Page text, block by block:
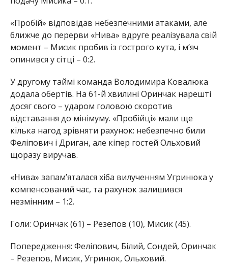
«Пробій» відповідав небезпечними атаками, але
ближче до перерви «Нива» вдруге реалізувала свій
момент – Мисик пробив із гострого кута, і м’яч
опинився у сітці – 0:2.
У другому таймі команда Володимира Ковалюка
додала обертів. На 61-й хвилині Оринчак нарешті
досяг свого – ударом головою скоротив
відставання до мінімуму. «Пробійці» мали ще
кілька нагод зрівняти рахунок: небезпечно били
Феліпович і Дриган, але кіпер гостей Ольховий
щоразу виручав.
«Нива» запам’яталася хіба вилученням Угринюка у
компенсований час, та рахунок залишився
незмінним – 1:2.
Голи: Оринчак (61) – Резепов (10), Мисик (45).
Попередження: Феліпович, Білий, Сондей, Оринчак
– Резепов, Мисик, Угринюк, Ольховий.